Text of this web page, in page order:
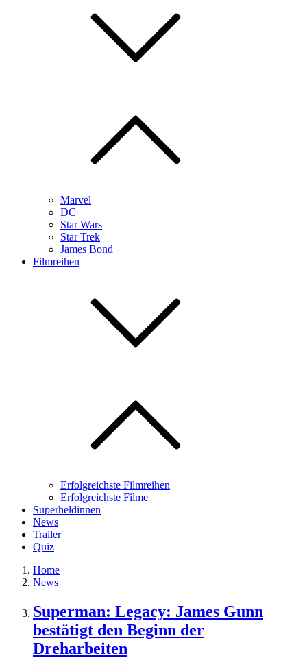
Marvel
DC
Star Wars
Star Trek
James Bond
Filmreihen
Erfolgreichste Filmreihen
Erfolgreichste Filme
Superheldinnen
News
Trailer
Quiz
Home
News
Superman: Legacy: James Gunn
bestätigt den Beginn der
Dreharbeiten